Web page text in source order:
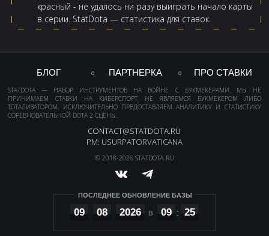
красный - не удалось ни разу выиграть начало карты
в серии. StatDota — статистика для ставок.
БЛОГ ПАРТНЕРКА ПРО СТАВКИ
STATDOTA — НАБОР ИНСТРУМЕНТОВ НА ВОЙНЕ С БУКМЕКЕРАМИ. МЫ НЕ
ПРИНИМАЕМ СТАВКИ НА КИБЕРСПОРТ, НЕ ЯВЛЯЕМСЯ БУКМЕКЕРОМ ЛИБО
ТОТАЛИЗАТОРОМ, ИСКЛЮЧИТЕЛЬНО ПРЕДОСТАВЛЯЕМ АНАЛИТИКУ И СТАТИСТИКУ
СОРЕВНОВАТЕЛЬНОЙ DOTA 2 СЦЕНЫ.
CONTACT@STATDOTA.RU
PM: USURPATORVATICANA
© 2018-2026 STATDOTA.RU
ПОСЛЕДНЕЕ ОБНОВЛЕНИЕ БАЗЫ
09 08 2026 09 25